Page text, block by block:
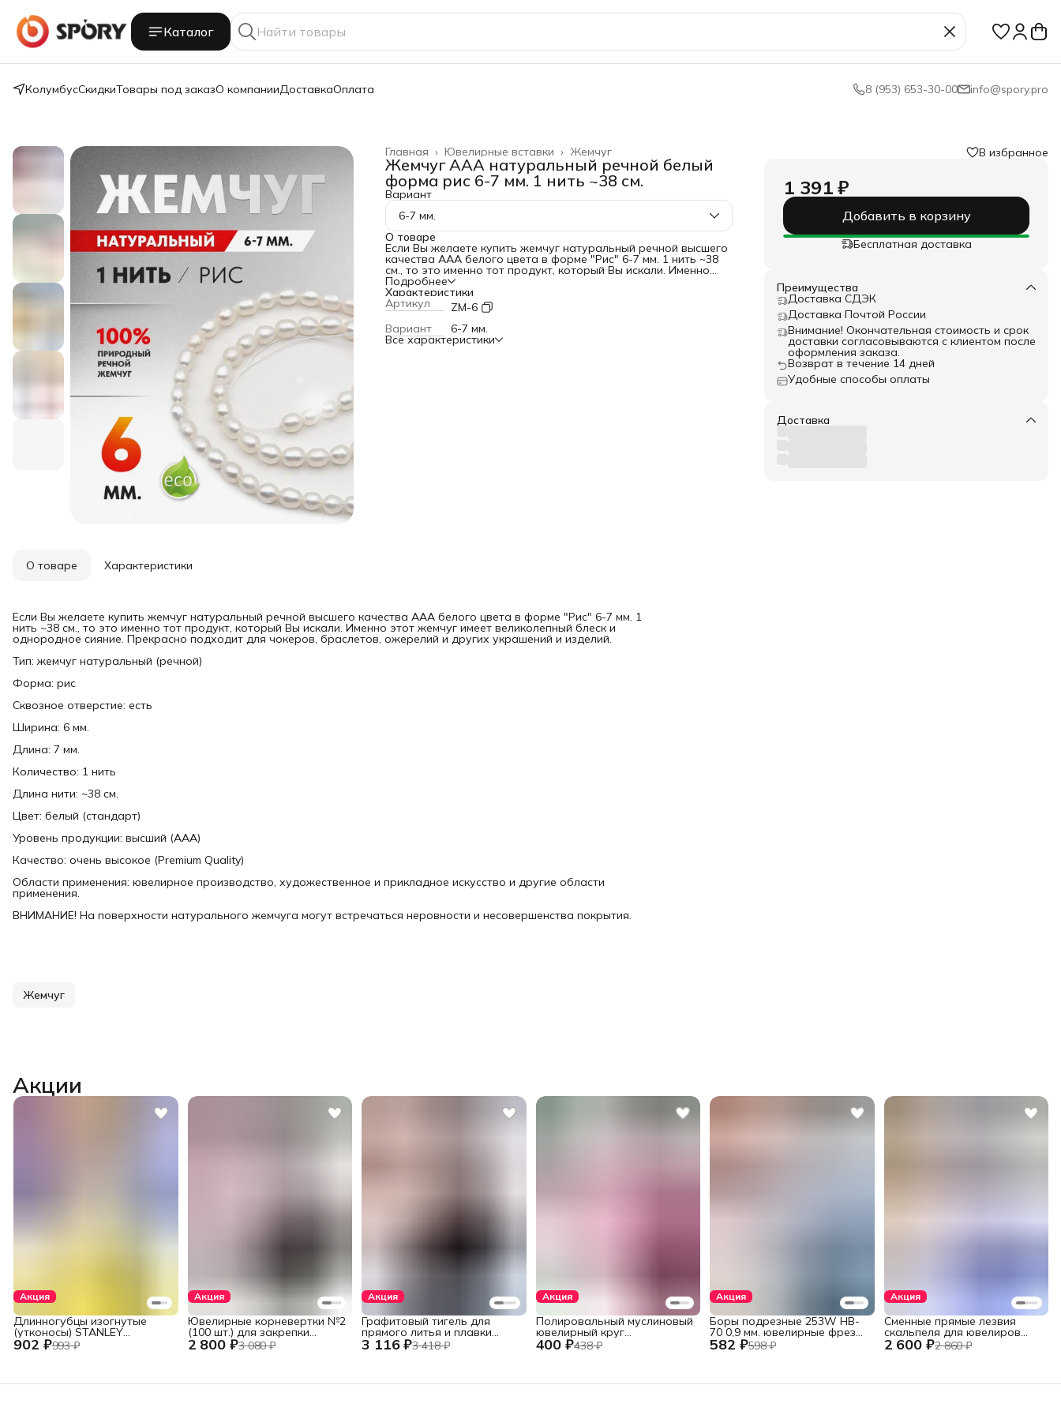
Каталог
КолумбусСкидкиТовары под заказО компанииДоставкаОплата 8 (953) 653-30-00 info@spory.pro
Жемчуг
Ювелирные вставки ›
Главная ›
Жемчуг ААА натуральный речной белый
форма рис 6-7 мм. 1 нить ~38 см.
Вариант
6-7 мм.
О товаре
Если Вы желаете купить жемчуг натуральный речной высшего
качества ААА белого цвета в форме "Рис" 6-7 мм. 1 нить ~38
см., то это именно тот продукт, который Вы искали. Именно
этот жемчуг имеет великолепный блеск и однородное сияние.
Прекрасно подходит для чокеров, браслетов, ожерелий и
других украшений и изделий.
Тип: жемчуг натуральный (речной)
Форма: рис
Сквозное отверстие: есть
Ширина: 6 мм.
Подробнее
Характеристики
Артикул
ZM-6
Вариант
6-7 мм.
Все характеристики
В избранное
1 391 ₽
Добавить в корзину
Бесплатная доставка
Преимущества
Доставка СДЭК
Доставка Почтой России
Внимание! Окончательная стоимость и срок
доставки согласовываются с клиентом после
оформления заказа.
Возврат в течение 14 дней
Удобные способы оплаты
Доставка
О товаре Характеристики
Если Вы желаете купить жемчуг натуральный речной высшего качества ААА белого цвета в форме "Рис" 6-7 мм. 1
нить ~38 см., то это именно тот продукт, который Вы искали. Именно этот жемчуг имеет великолепный блеск и
однородное сияние. Прекрасно подходит для чокеров, браслетов, ожерелий и других украшений и изделий.
Тип: жемчуг натуральный (речной)
Форма: рис
Сквозное отверстие: есть
Ширина: 6 мм.
Длина: 7 мм.
Количество: 1 нить
Длина нити: ~38 см.
Цвет: белый (стандарт)
Уровень продукции: высший (ААА)
Качество: очень высокое (Premium Quality)
Области применения: ювелирное производство, художественное и прикладное искусство и другие области
применения.
ВНИМАНИЕ! На поверхности натурального жемчуга могут встречаться неровности и несовершенства покрытия.
Жемчуг
Акции
Акция
902 ₽993 ₽
Длинногубцы изогнутые
(утконосы) STANLEY
DYNAGRIP STHT84071-8-23
(STHT84071-8) 152 мм (6")
Акция
2 800 ₽3 080 ₽
Ювелирные корневертки №2
(100 шт.) для закрепки
вставок
Акция
3 116 ₽3 418 ₽
Графитовый тигель для
прямого литья и плавки
металлов в печах установок
INDUTHERM
Акция
400 ₽438 ₽
Полировальный муслиновый
ювелирный круг
фиолетовый 152 мм., 60
слоев
Акция
582 ₽598 ₽
Боры подрезные 253W HB-
70 0,9 мм. ювелирные фрезы
стальные 6 шт., хвостовик
2,35 мм.
Акция
2 600 ₽2 860 ₽
Сменные прямые лезвия
скальпеля для ювелиров
Swann-Morton, №11, 100 шт.
из высокоуглеродистой